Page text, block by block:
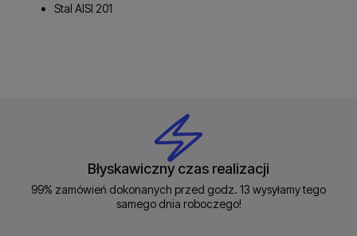
Stal AISI 201
Błyskawiczny czas realizacji
99% zamówień dokonanych przed godz. 13 wysyłamy tego
samego dnia roboczego!